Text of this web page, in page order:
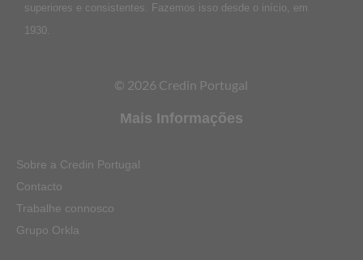
superiores e consistentes. Fazemos isso desde o início, em
1930.
© 2026 Credin Portugal
Mais Informações
Sobre a Credin Portugal
Contacto
Trabalhe connosco
Grupo Orkla